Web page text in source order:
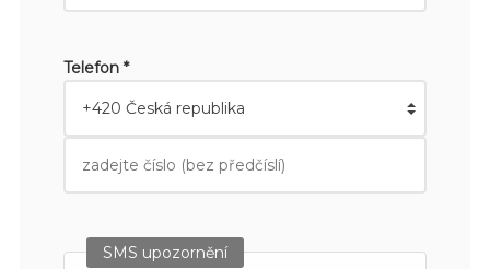
Telefon *
SMS upozornění